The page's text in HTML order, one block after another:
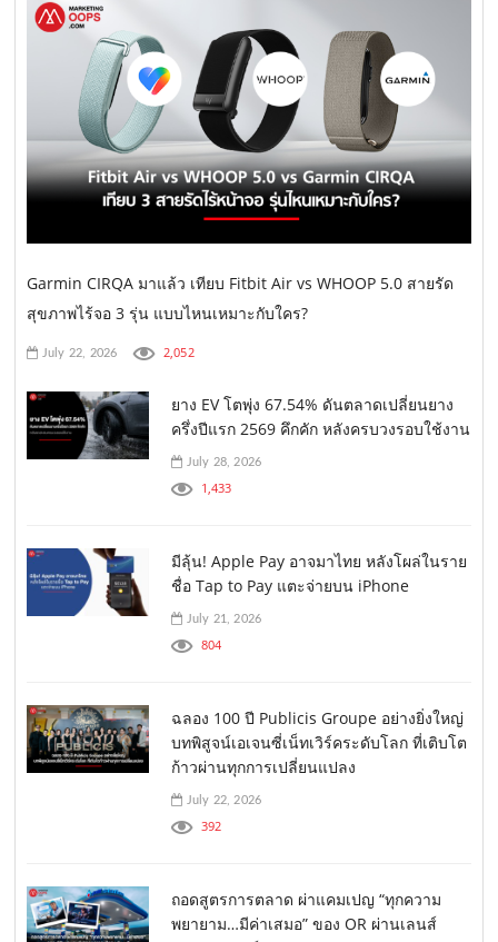
Garmin CIRQA มาแล้ว เทียบ Fitbit Air vs WHOOP 5.0 สายรัด
สุขภาพไร้จอ 3 รุ่น แบบไหนเหมาะกับใคร?
July 22, 2026 2,052
ยาง EV โตพุ่ง 67.54% ดันตลาดเปลี่ยนยาง
ครึ่งปีแรก 2569 คึกคัก หลังครบวงรอบใช้งาน
July 28, 2026
1,433
มีลุ้น! Apple Pay อาจมาไทย หลังโผล่ในราย
ชื่อ Tap to Pay แตะจ่ายบน iPhone
July 21, 2026
804
ฉลอง 100 ปี Publicis Groupe อย่างยิ่งใหญ่
บทพิสูจน์เอเจนซี่เน็ทเวิร์คระดับโลก ที่เติบโต
ก้าวผ่านทุกการเปลี่ยนแปลง
July 22, 2026
392
ถอดสูตรการตลาด ผ่าแคมเปญ “ทุกความ
พยายาม…มีค่าเสมอ” ของ OR ผ่านเลนส์